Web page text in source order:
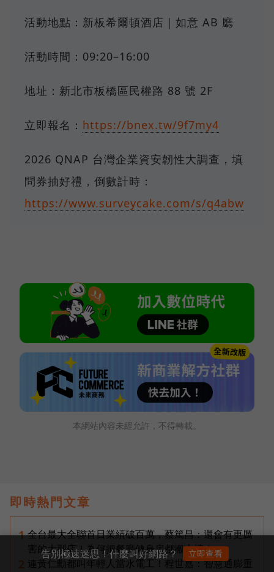
活動地點：新板希爾頓酒店｜如意 AB 廳
活動時間：09:20–16:00
地址：新北市板橋區民權路 88 號 2F
立即報名： https://bnex.tw/9f7my4
2026 QNAP 台灣企業資安韌性大調查，填
問券抽好禮，倒數計時：
https://www.surveycake.com/s/q4abw
本網站內容未經允許，不得轉載。
即時熱門文章
1 全台最大全聯首日業績破百萬，蔡篤昌：還會有更厲
害的大型店！為何把餐廳健身房都搬上樓？
連黃仁勳都叫年輕人當水電工！程世嘉：智慧通膨重
告別極速迷思！什麼叫好網路？ 立即查看